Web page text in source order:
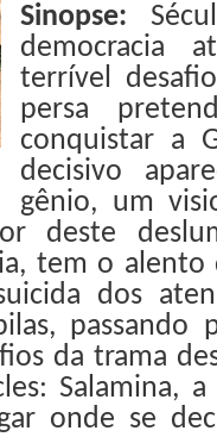
Sinopse:
democracia
terrível
persa
conquistar a
decisivo
gênio, um
deste
tem o alento
dos
passando
da trama
Salamina,
onde se